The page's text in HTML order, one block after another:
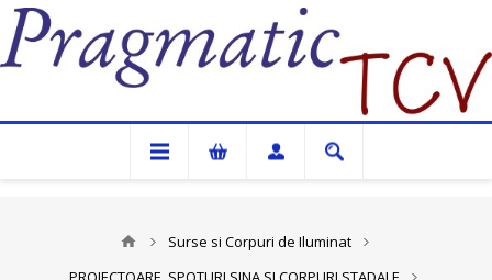
Pragmatic TCV
Surse si Corpuri de Iluminat